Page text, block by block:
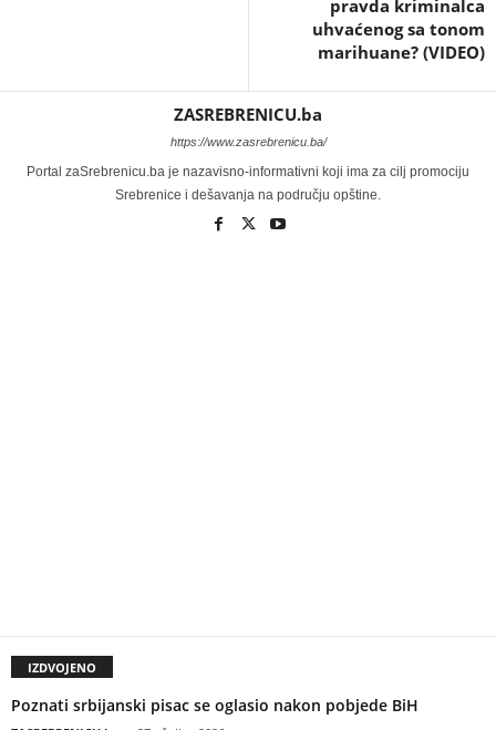
pravda kriminalca
uhvaćenog sa tonom
marihuane? (VIDEO)
ZASREBRENICU.ba
https://www.zasrebrenicu.ba/
Portal zaSrebrenicu.ba je nazavisno-informativni koji ima za cilj promociju
Srebrenice i dešavanja na području opštine.
IZDVOJENO
Poznati srbijanski pisac se oglasio nakon pobjede BiH